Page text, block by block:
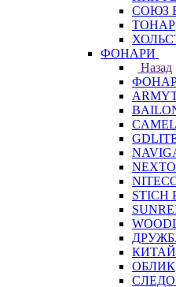
СОЮЗ
ТОНАР
ФОНАРИ
Назад
STICH
КИТАЙ
ОБЛИК